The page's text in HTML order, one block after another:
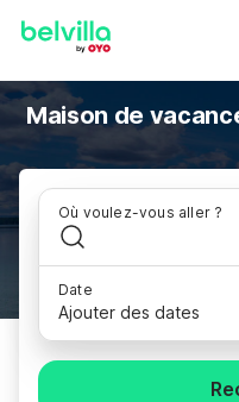
Maison de
Où voulez-vous aller ?
Date
Ajouter des dates